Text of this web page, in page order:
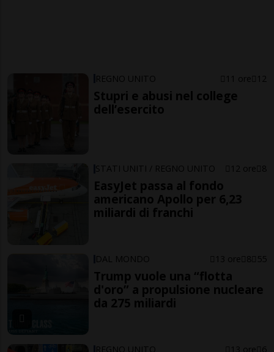
REGNO UNITO 11 ore 12
Stupri e abusi nel college
dell’esercito
STATI UNITI / REGNO UNITO 12 ore 8
EasyJet passa al fondo
americano Apollo per 6,23
miliardi di franchi
DAL MONDO 13 ore 8 55
Trump vuole una “flotta
d'oro” a propulsione nucleare
da 275 miliardi
REGNO UNITO 13 ore 6